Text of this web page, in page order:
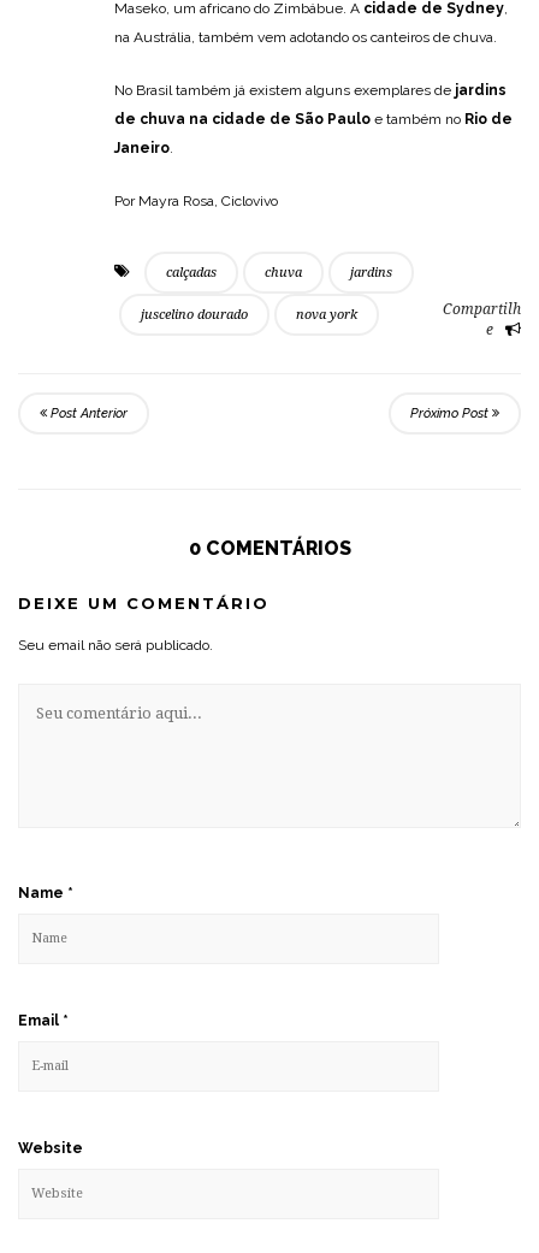
Maseko, um africano do Zimbábue. A cidade de Sydney,
na Austrália, também vem adotando os canteiros de chuva.
No Brasil também já existem alguns exemplares de jardins
de chuva na cidade de São Paulo e também no Rio de
Janeiro.
Por Mayra Rosa, Ciclovivo
calçadas chuva jardins
juscelino dourado nova york
Compartilh
e
Post Anterior Próximo Post
0 COMENTÁRIOS
DEIXE UM COMENTÁRIO
Seu email não será publicado.
Name *
Email *
Website